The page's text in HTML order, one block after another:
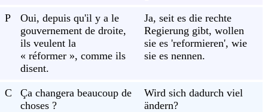
P
Oui, depuis qu'il y a le
gouvernement de droite,
ils veulent la
« réformer », comme ils
disent.
Ja, seit es die rechte
Regierung gibt, wollen
sie es 'reformieren', wie
sie es nennen.
C
Ça changera beaucoup de
choses ?
Wird sich dadurch viel
ändern?